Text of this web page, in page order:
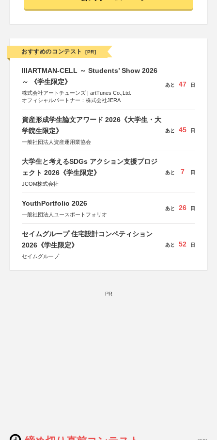
おすすめのコンテスト [PR]
IIIARTMAN-CELL ～ Students’ Show 2026
～ 《学生限定》
株式会社アートチューンズ | artTunes Co.,Ltd.
オフィシャルパートナー：株式会社JERA
あと 47 日
資産形成学生論文アワード 2026《大学生・大
学院生限定》
一般社団法人資産運用業協会
あと 45 日
大学生と考えるSDGs アクション支援プロジ
ェクト 2026《学生限定》
JCOM株式会社
あと 7 日
YouthPortfolio 2026
一般社団法人ユースポートフォリオ
あと 26 日
セイムグループ 住宅設計コンペティション
2026《学生限定》
セイムグループ
あと 52 日
PR